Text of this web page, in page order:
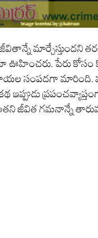
మార్చేస్తుందని
ఊహించరు. పేరు
సంపదగా
ఇప్పుడు
జీవిత గమనాన్నే